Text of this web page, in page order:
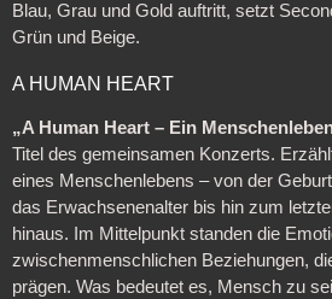
Blau, Grau und Gold auftritt, setzt
Grün und Beige.
A HUMAN HEART
„A Human Heart – Ein
Titel des gemeinsamen Konzerts.
eines Menschenlebens – von der
das Erwachsenenalter bis hin zum
hinaus. Im Mittelpunkt standen die
zwischenmenschlichen Beziehungen,
prägen. Was bedeutet es, Mensch zu